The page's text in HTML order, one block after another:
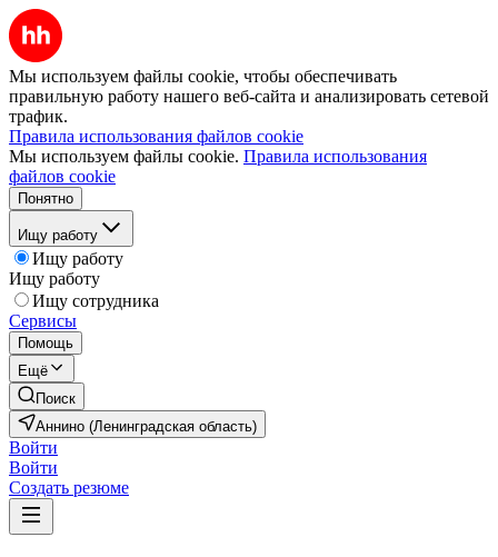
Мы используем файлы cookie, чтобы обеспечивать
правильную работу нашего веб-сайта и анализировать сетевой
трафик.
Правила использования файлов cookie
Мы используем файлы cookie. Правила использования
файлов cookie
Понятно
Ищу работу
Ищу работу
Ищу работу
Ищу сотрудника
Сервисы
Помощь
Ещё
Поиск
Аннино (Ленинградская область)
Войти
Войти
Создать резюме